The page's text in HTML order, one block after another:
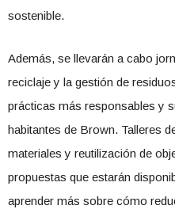
sostenible.
Además, se llevarán a cabo
reciclaje y la gestión de
prácticas más responsables y
habitantes de Brown. Talleres
materiales y reutilización de
propuestas que estarán
aprender más sobre cómo